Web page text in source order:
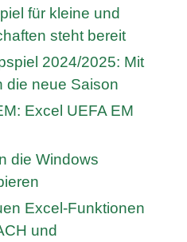
für kleine und
steht bereit
2024/2025: Mit
die neue Saison
Excel UEFA EM
die Windows
Excel-Funktionen
und